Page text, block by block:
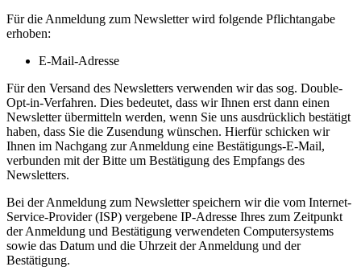
Für die Anmeldung zum Newsletter wird folgende Pflichtangabe
erhoben:
E-Mail-Adresse
Für den Versand des Newsletters verwenden wir das sog. Double-
Opt-in-Verfahren. Dies bedeutet, dass wir Ihnen erst dann einen
Newsletter übermitteln werden, wenn Sie uns ausdrücklich bestätigt
haben, dass Sie die Zusendung wünschen. Hierfür schicken wir
Ihnen im Nachgang zur Anmeldung eine Bestätigungs-E-Mail,
verbunden mit der Bitte um Bestätigung des Empfangs des
Newsletters.
Bei der Anmeldung zum Newsletter speichern wir die vom Internet-
Service-Provider (ISP) vergebene IP-Adresse Ihres zum Zeitpunkt
der Anmeldung und Bestätigung verwendeten Computersystems
sowie das Datum und die Uhrzeit der Anmeldung und der
Bestätigung.